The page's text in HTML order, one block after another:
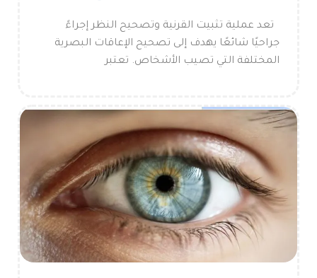
تعد عملية تثبيت القرنية وتصحيح النظر إجراءً
جراحيًا شائعًا يهدف إلى تصحيح الإعاقات البصرية
المختلفة التي تصيب الأشخاص. تعتبر